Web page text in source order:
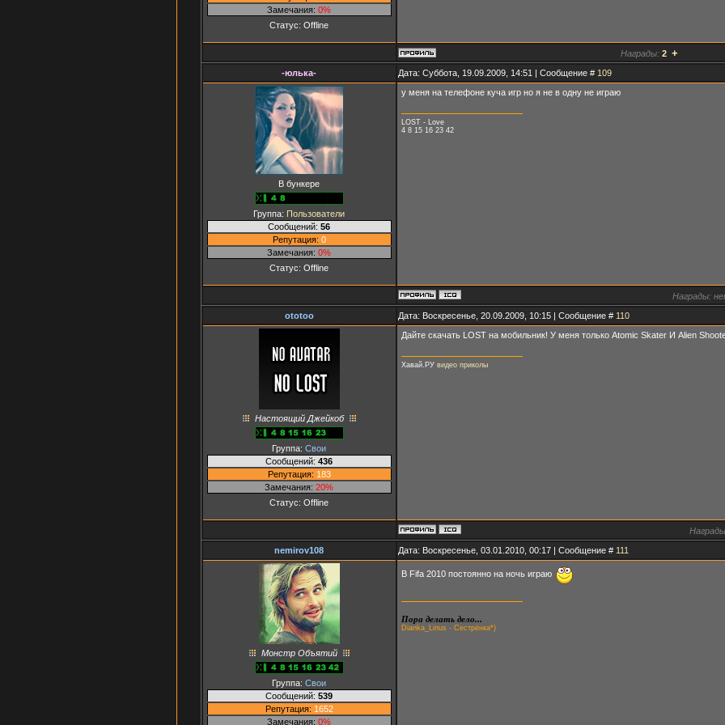
Замечания: 0%
Статус: Offline
Награды: 2 +
-юлька- Дата: Суббота, 19.09.2009, 14:51 | Сообщение # 109
В бункере
Группа: Пользователи
Сообщений: 56
Репутация: 0
Замечания: 0%
Статус: Offline
у меня на телефоне куча игр но я не в одну не играю
LOST - Love
4 8 15 16 23 42
Награды:
ototoo
Дата: Воскресенье, 20.09.2009, 10:15 | Сообщение # 110
Настоящий Джейкоб
Группа: Свои
Сообщений: 436
Репутация: 183
Замечания: 20%
Статус: Offline
Дайте скачать LOST на мобильник! У меня только Atomic Skater И Alien
Хавай.РУ видео приколы
nemirov108
Дата: Воскресенье, 03.01.2010, 00:17 | Сообщение # 111
Монстр Объятий
Группа: Свои
Сообщений: 539
Репутация: 1652
Замечания: 0%
В Fifa 2010 постоянно на ночь играю
Пора делать дело...
Dianka_Linus - Сестрёнка*)